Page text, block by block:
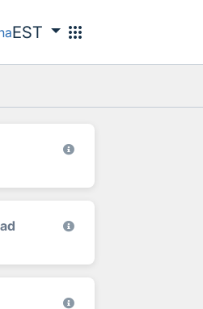
EST apps